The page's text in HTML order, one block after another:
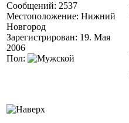
Сообщений: 2537
Местоположение: Нижний
Новгород
Зарегистрирован: 19. Мая
2006
Пол: